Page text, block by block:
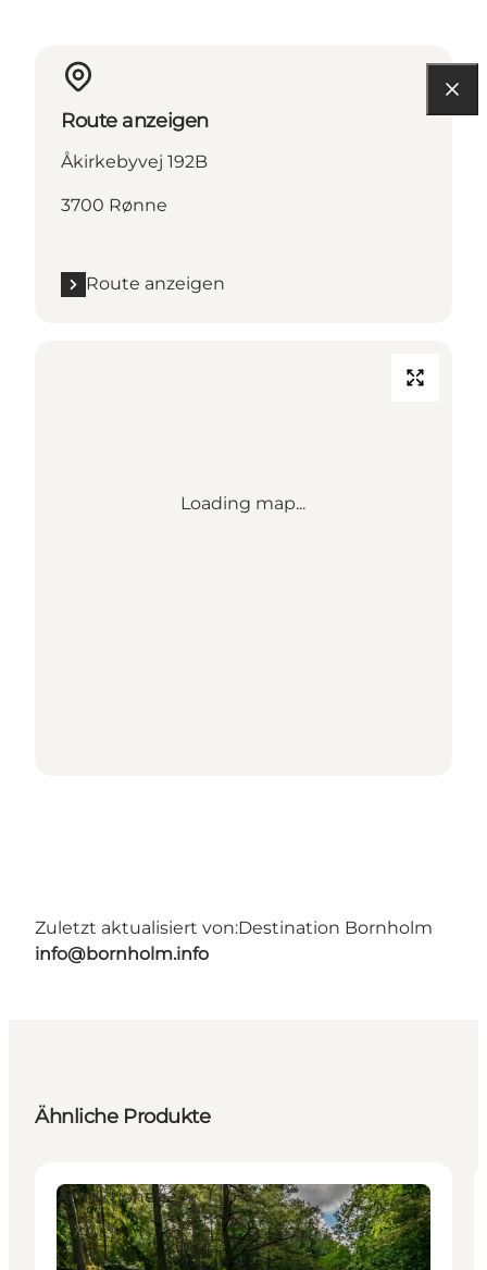
Route anzeigen
Åkirkebyvej 192B
3700 Rønne
Route anzeigen
Loading map...
Zuletzt aktualisiert von:Destination Bornholm
info@bornholm.info
Ähnliche Produkte
Attraktionen